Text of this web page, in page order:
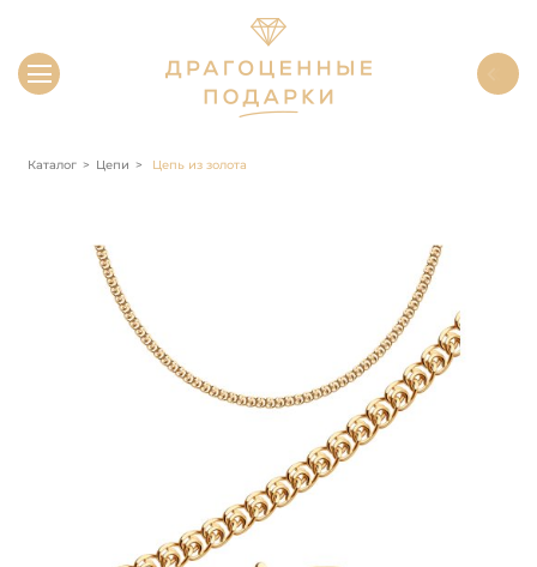
Каталог Цепи Цепь из золота